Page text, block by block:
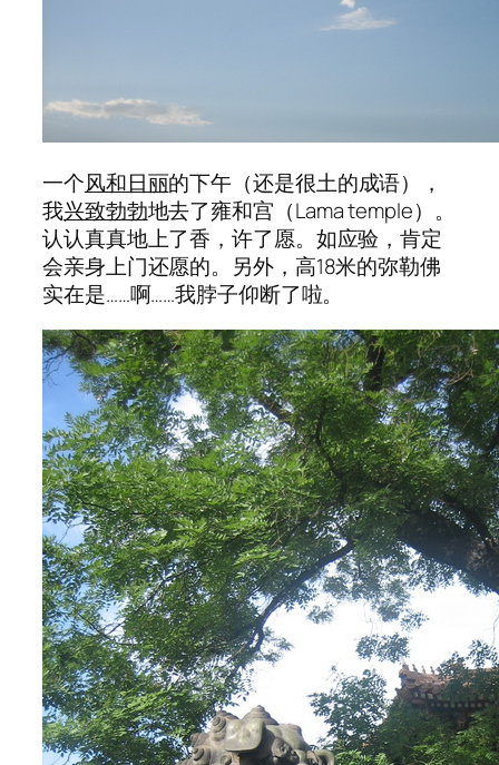
一个风和日丽的下午（还是很土的成语），
我兴致勃勃地去了雍和宫（Lama temple）。
认认真真地上了香，许了愿。如应验，肯定
会亲身上门还愿的。另外，高18米的弥勒佛
实在是……啊……我脖子仰断了啦。